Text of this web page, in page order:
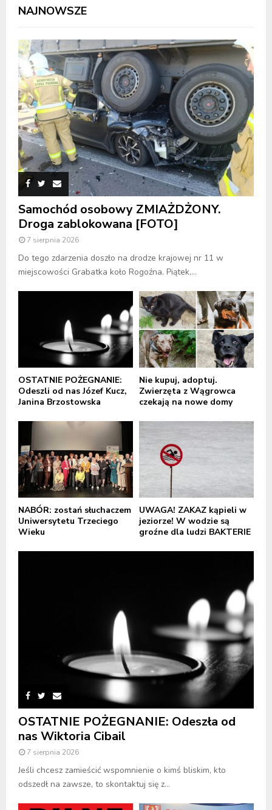
NAJNOWSZE
Samochód osobowy ZMIAŻDŻONY.
Droga zablokowana [FOTO]
7 sierpnia 2026
Do tego zdarzenia doszło na drodze krajowej nr 11 w
miejscowości Grabatka koło Rogoźna. Piątek,...
OSTATNIE POŻEGNANIE:
Odeszli od nas Józef Kucz,
Janina Brzostowska
Nie kupuj, adoptuj.
Zwierzęta z Wągrowca
czekają na nowe domy
NABÓR: zostań słuchaczem
Uniwersytetu Trzeciego
Wieku
UWAGA! ZAKAZ kąpieli w
jeziorze! W wodzie są
groźne dla ludzi BAKTERIE
OSTATNIE POŻEGNANIE: Odeszła od
nas Wiktoria Cibail
7 sierpnia 2026
Jeśli chcesz zamieścić wspomnienie o kimś bliskim, kto
odszedł na zawsze, to skontaktuj się z...